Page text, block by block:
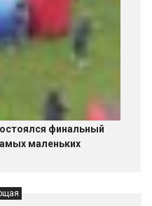
финальный
маленьких